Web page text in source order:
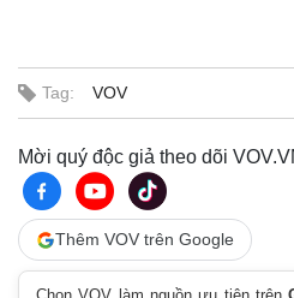
Cuộc sống đó đây
Hồ sơ
Tag: VOV
Mời quý độc giả theo dõi
Thêm VOV trên Google